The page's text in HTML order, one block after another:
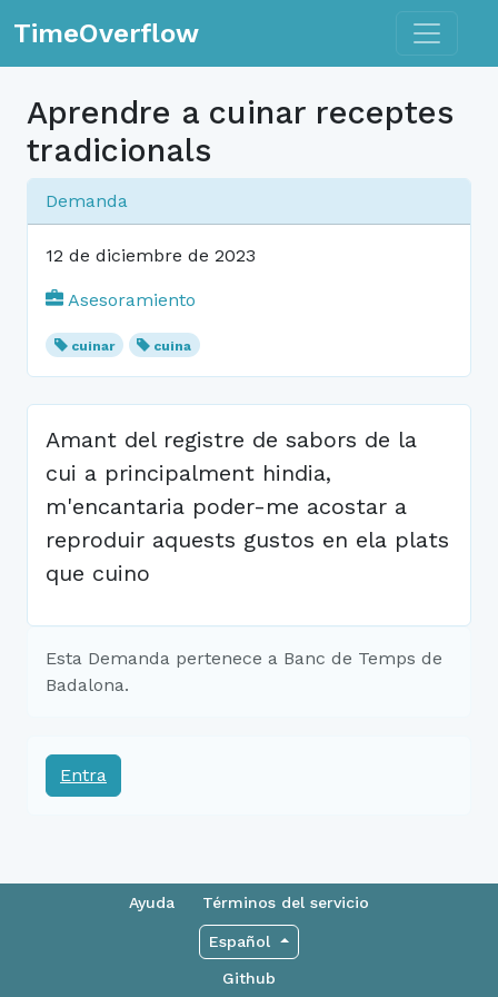
TimeOverflow Toggle
Aprendre a cuinar receptes
tradicionals
Demanda
12 de diciembre de 2023
Asesoramiento
cuinar cuina
Amant del registre de sabors de la
cui a principalment hindia,
m'encantaria poder-me acostar a
reproduir aquests gustos en ela plats
que cuino
Esta Demanda pertenece a Banc de Temps de
Badalona.
Entra
Ayuda Términos del servicio
Español
Github